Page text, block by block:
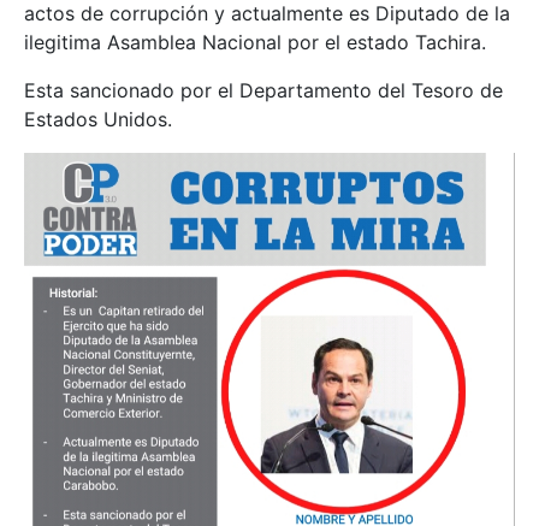
actos de corrupción y actualmente es Diputado de la
ilegitima Asamblea Nacional por el estado Tachira.
Esta sancionado por el Departamento del Tesoro de
Estados Unidos.